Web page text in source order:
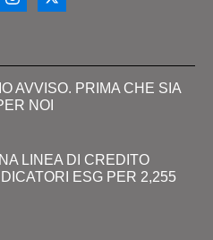
AVVISO. PRIMA CHE SIA
NOI
LINEA DI CREDITO
ESG PER 2,255